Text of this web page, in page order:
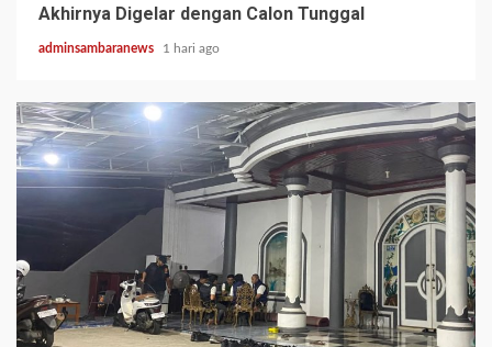
Akhirnya Digelar dengan Calon Tunggal
adminsambaranews 1 hari ago
3 min read